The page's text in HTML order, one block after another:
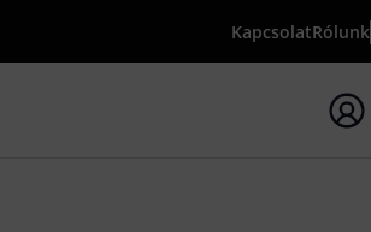
KapcsolatRólunk
indítása {searchTerm} keresőszóval